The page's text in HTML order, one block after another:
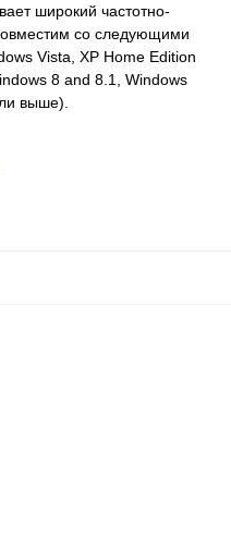
широкий частотно-
со следующими
Vista, XP Home Edition
8 and 8.1, Windows
выше).